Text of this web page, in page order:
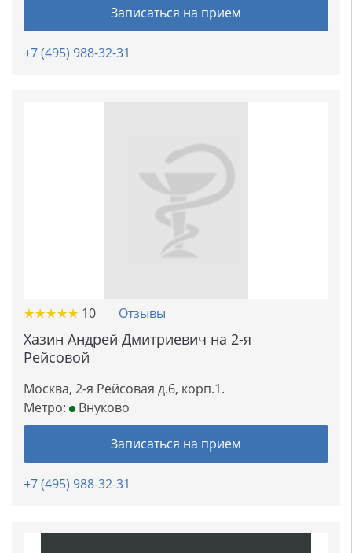
Записаться на прием
+7 (495) 988-32-31
★★★★★
★★★★★ 10 Отзывы
Хазин Андрей Дмитриевич на 2-я
Рейсовой
Москва, 2-я Рейсовая д.6, корп.1.
Метро:
Внуково
Записаться на прием
+7 (495) 988-32-31